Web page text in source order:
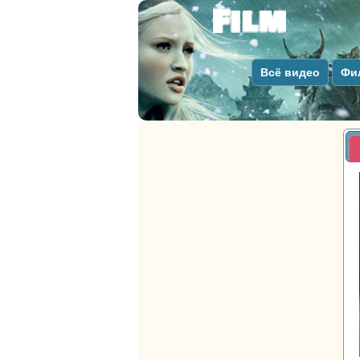
Всё видео